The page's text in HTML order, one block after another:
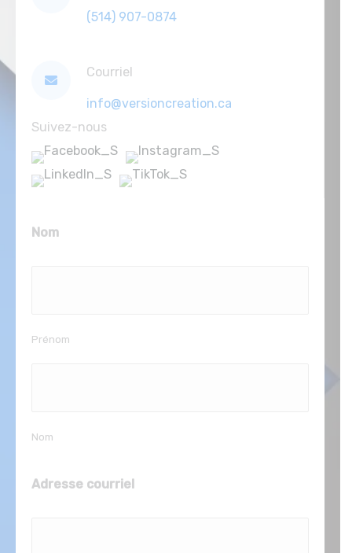
(514) 907-0874
Courriel
info@versioncreation.ca
Suivez-nous
Nom
Prénom
Nom
Adresse courriel